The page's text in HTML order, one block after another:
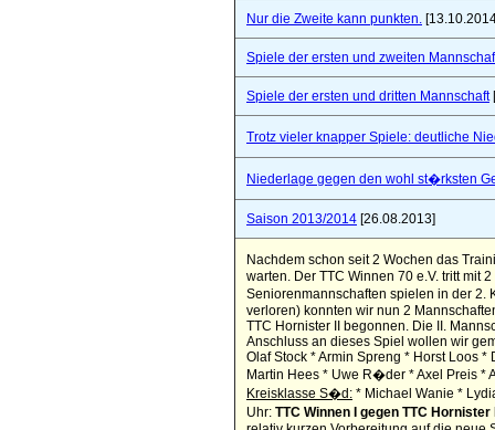
Nur die Zweite kann punkten.
Spiele der ersten und zweiten
Spiele der ersten und dritten Mannschaft
Trotz vieler knapper Spiele: deutliche
Niederlage gegen den wohl st�rksten
Saison 2013/2014 [26.08.2013]
Nachdem schon seit 2 Wochen das
warten. Der TTC Winnen 70 e.V. tritt mit
Seniorenmannschaften spielen in der 2.
verloren) konnten wir nun 2
TTC Hornister II begonnen. Die II.
Anschluss an dieses Spiel wollen wir
Olaf Stock * Armin Spreng * Horst Loos
Martin Hees * Uwe R�der * Axel Preis *
Kreisklasse S�d: * Michael Wanie *
Uhr: TTC Winnen I gegen TTC